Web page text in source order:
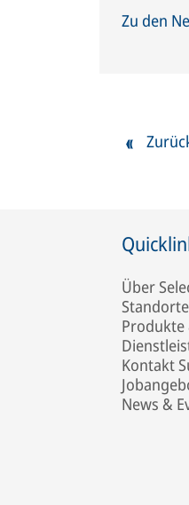
Zu den
Über
Produkte
Kontakt
News &